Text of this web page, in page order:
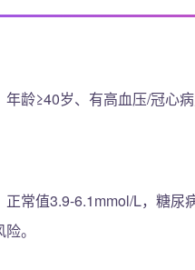
年龄≥40岁、有高血压/冠心
正常值3.9-6.1mmol/L，糖尿
。